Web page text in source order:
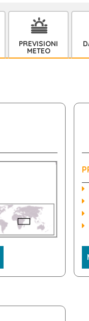
PREVISIONI
METEO